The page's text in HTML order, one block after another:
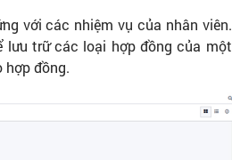
với các nhiệm vụ của nhân viên.
lưu trữ các loại hợp đồng của một
đồng.